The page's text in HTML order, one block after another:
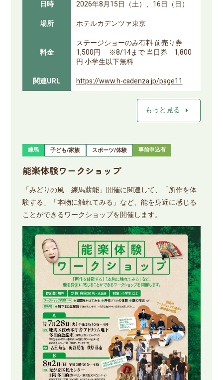
日時
2026年8月15日（土）、16日（日）
場所
ホテルカデンツァ東京
料金
ステージショーのみ有料 前売り券
1,500円 ※8/14まで 当日券 1,800
円 小学生以下無料
関連URL
https://www.h-cadenza.jp/page11
もっと見る arrow_right
練馬 子ども/家族 スポーツ/体験 事前申込有
能楽体験ワークショップ
「みどりの風 練馬薪能」開催に関連して、「所作を体
験する」「本物に触れてみる」など、能を身近に感じる
ことができるワークショップを開催します。